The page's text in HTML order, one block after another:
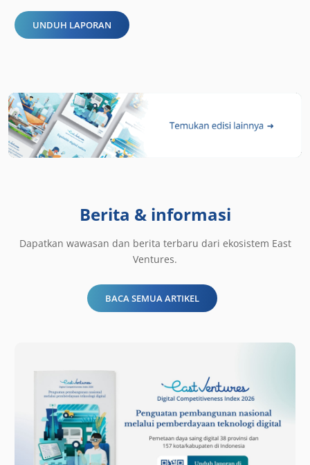
UNDUH LAPORAN
Berita & informasi
Dapatkan wawasan dan berita terbaru dari ekosistem East
Ventures.
BACA SEMUA ARTIKEL